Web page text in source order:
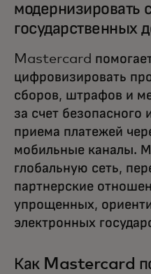
модернизировать
государственных
Mastercard
цифровизировать
сборов, штрафов и
за счет безопасного
приема платежей
мобильные каналы.
глобальную сеть,
партнерские
упрощенных,
электронных
Как Mastercard